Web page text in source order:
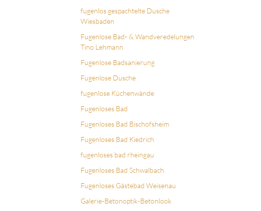
fugenlos gespachtelte Dusche
Wiesbaden
Fugenlose Bad- & Wandveredelungen
Tino Lehmann
Fugenlose Badsanierung
Fugenlose Dusche
fugenlose Küchenwände
Fugenloses Bad
Fugenloses Bad Bischofsheim
Fugenloses Bad Kiedrich
fugenloses bad rheingau
Fugenloses Bad Schwalbach
Fugenloses Gästebad Weisenau
Galerie-Betonoptik-Betonlook